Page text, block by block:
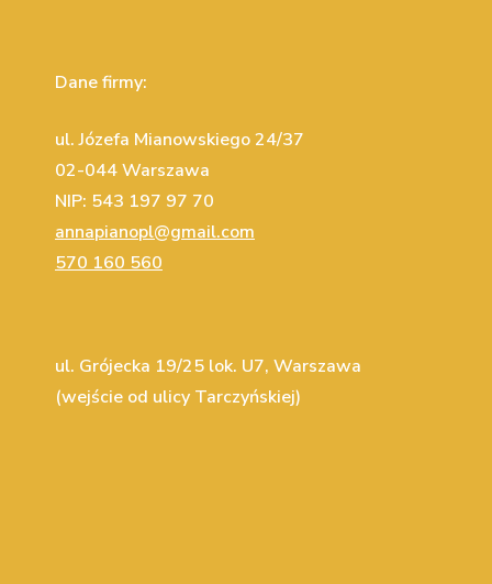
Dane firmy:
ul. Józefa Mianowskiego 24/37
02-044 Warszawa
NIP: 543 197 97 70
annapianopl@gmail.com
570 160 560
ul. Grójecka 19/25 lok. U7, Warszawa
(wejście od ulicy Tarczyńskiej)